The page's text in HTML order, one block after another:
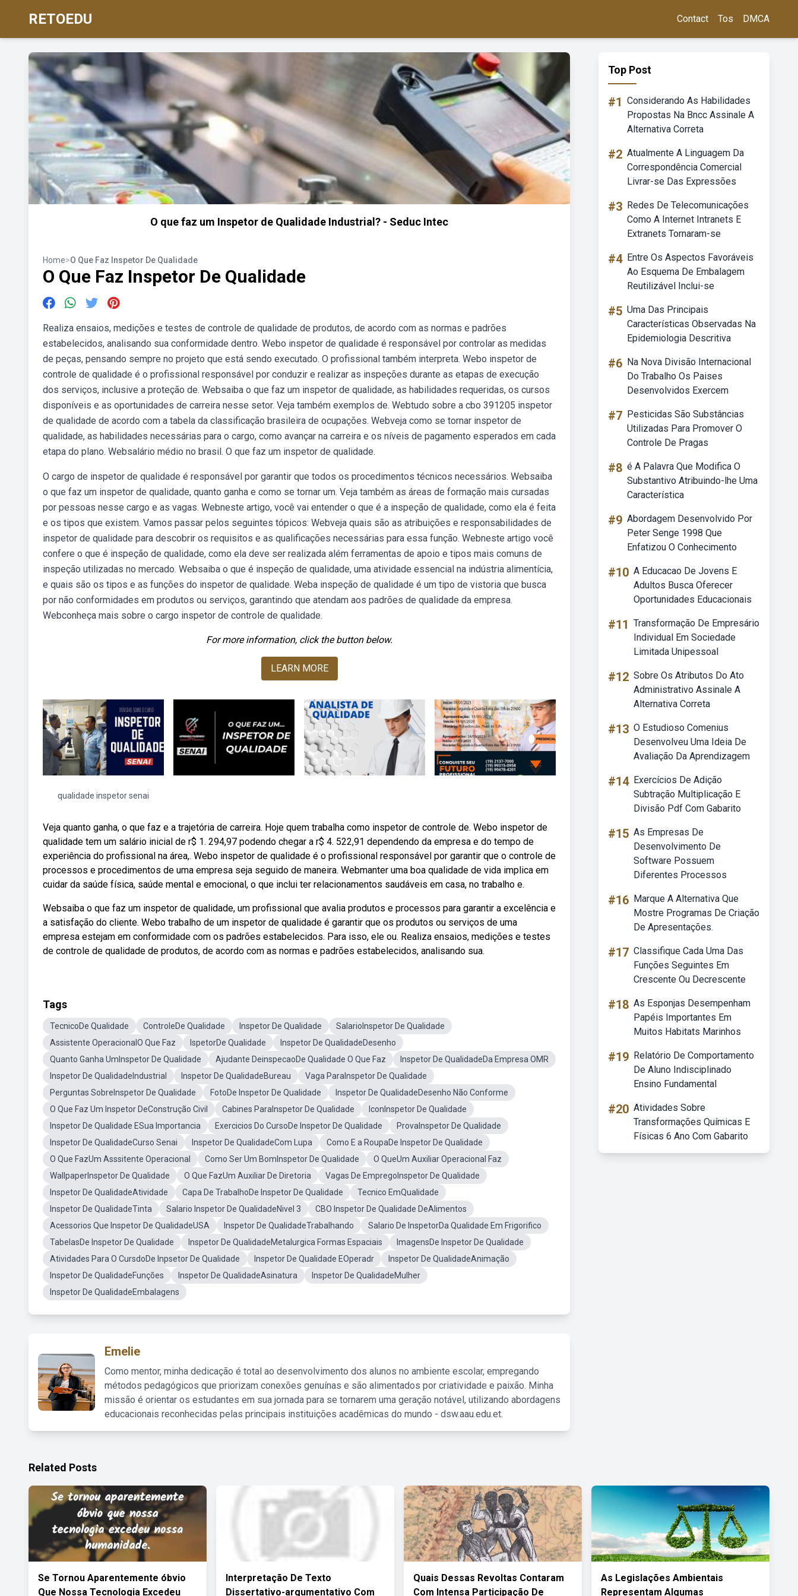
RETOEDU Contact Tos DMCA
O que faz um Inspetor de Qualidade Industrial? - Seduc Intec
Home>O Que Faz Inspetor De Qualidade
O Que Faz Inspetor De Qualidade
Realiza ensaios, medições e testes de controle de qualidade de produtos, de acordo com as normas e padrões
estabelecidos, analisando sua conformidade dentro. Webo inspetor de qualidade é responsável por controlar as medidas
de peças, pensando sempre no projeto que está sendo executado. O profissional também interpreta. Webo inspetor de
controle de qualidade é o profissional responsável por conduzir e realizar as inspeções durante as etapas de execução
dos serviços, inclusive a proteção de. Websaiba o que faz um inspetor de qualidade, as habilidades requeridas, os cursos
disponíveis e as oportunidades de carreira nesse setor. Veja também exemplos de. Webtudo sobre a cbo 391205 inspetor
de qualidade de acordo com a tabela da classificação brasileira de ocupações. Webveja como se tornar inspetor de
qualidade, as habilidades necessárias para o cargo, como avançar na carreira e os níveis de pagamento esperados em cada
etapa do plano. Websalário médio no brasil. O que faz um inspetor de qualidade.
O cargo de inspetor de qualidade é responsável por garantir que todos os procedimentos técnicos necessários. Websaiba
o que faz um inspetor de qualidade, quanto ganha e como se tornar um. Veja também as áreas de formação mais cursadas
por pessoas nesse cargo e as vagas. Webneste artigo, você vai entender o que é a inspeção de qualidade, como ela é feita
e os tipos que existem. Vamos passar pelos seguintes tópicos: Webveja quais são as atribuições e responsabilidades de
inspetor de qualidade para descobrir os requisitos e as qualificações necessárias para essa função. Webneste artigo você
confere o que é inspeção de qualidade, como ela deve ser realizada além ferramentas de apoio e tipos mais comuns de
inspeção utilizadas no mercado. Websaiba o que é inspeção de qualidade, uma atividade essencial na indústria alimentícia,
e quais são os tipos e as funções do inspetor de qualidade. Weba inspeção de qualidade é um tipo de vistoria que busca
por não conformidades em produtos ou serviços, garantindo que atendam aos padrões de qualidade da empresa.
Webconheça mais sobre o cargo inspetor de controle de qualidade.
For more information, click the button below.
LEARN MORE
qualidade inspetor senai
Veja quanto ganha, o que faz e a trajetória de carreira. Hoje quem trabalha como inspetor de controle de. Webo inspetor de
qualidade tem um salário inicial de r$ 1. 294,97 podendo chegar a r$ 4. 522,91 dependendo da empresa e do tempo de
experiência do profissional na área,. Webo inspetor de qualidade é o profissional responsável por garantir que o controle de
processos e procedimentos de uma empresa seja seguido de maneira. Webmanter uma boa qualidade de vida implica em
cuidar da saúde física, saúde mental e emocional, o que inclui ter relacionamentos saudáveis em casa, no trabalho e.
Websaiba o que faz um inspetor de qualidade, um profissional que avalia produtos e processos para garantir a excelência e
a satisfação do cliente. Webo trabalho de um inspetor de qualidade é garantir que os produtos ou serviços de uma
empresa estejam em conformidade com os padrões estabelecidos. Para isso, ele ou. Realiza ensaios, medições e testes
de controle de qualidade de produtos, de acordo com as normas e padrões estabelecidos, analisando sua.
Tags
TecnicoDe Qualidade ControleDe Qualidade Inspetor De Qualidade
SalarioInspetor De Qualidade
Assistente OperacionalO Que Faz
IspetorDe Qualidade
Inspetor De QualidadeDesenho
Quanto Ganha UmInspetor De Qualidade
Ajudante DeinspecaoDe Qualidade O Que Faz
Inspetor De QualidadeDa Empresa OMR
Inspetor De QualidadeIndustrial
Inspetor De QualidadeBureau
Vaga ParaInspetor De Qualidade
Perguntas SobreInspetor De Qualidade
FotoDe Inspetor De Qualidade
Inspetor De QualidadeDesenho Não Conforme
O Que Faz Um Inspetor DeConstrução Civil
Cabines ParaInspetor De Qualidade
IconInspetor De Qualidade
Inspetor De Qualidade ESua Importancia
Exercicios Do CursoDe Inspetor De Qualidade
ProvaInspetor De Qualidade
Inspetor De QualidadeCurso Senai
Inspetor De QualidadeCom Lupa
Como E a RoupaDe Inspetor De Qualidade
O Que FazUm Asssitente Operacional
Como Ser Um BomInspetor De Qualidade
O QueUm Auxiliar Operacional Faz
WallpaperInspetor De Qualidade
O Que FazUm Auxiliar De Diretoria
Vagas De EmpregoInspetor De Qualidade
Inspetor De QualidadeAtividade
Capa De TrabalhoDe Inspetor De Qualidade
Tecnico EmQualidade
Inspetor De QualidadeTinta
Salario Inspetor De QualidadeNivel 3
CBO Inspetor De Qualidade DeAlimentos
Acessorios Que Inspetor De QualidadeUSA
Inspetor De QualidadeTrabalhando
Salario De InspetorDa Qualidade Em Frigorifico
TabelasDe Inspetor De Qualidade
Inspetor De QualidadeMetalurgica Formas Espaciais
ImagensDe Inspetor De Qualidade
Atividades Para O CursdoDe Inpsetor De Qualidade
Inspetor De Qualidade EOperadr
Inspetor De QualidadeAnimação
Inspetor De QualidadeFunções
Inspetor De QualidadeAsinatura
Inspetor De QualidadeMulher
Inspetor De QualidadeEmbalagens
Emelie
Como mentor, minha dedicação é total ao desenvolvimento dos alunos no ambiente escolar, empregando
métodos pedagógicos que priorizam conexões genuínas e são alimentados por criatividade e paixão. Minha
missão é orientar os estudantes em sua jornada para se tornarem uma geração notável, utilizando abordagens
educacionais reconhecidas pelas principais instituições acadêmicas do mundo - dsw.aau.edu.et.
Top Post
#1 Considerando As Habilidades
Propostas Na Bncc Assinale A
Alternativa Correta
#2 Atualmente A Linguagem Da
Correspondência Comercial
Livrar-se Das Expressões
#3 Redes De Telecomunicações
Como A Internet Intranets E
Extranets Tornaram-se
#4 Entre Os Aspectos Favoráveis
Ao Esquema De Embalagem
Reutilizável Inclui-se
#5 Uma Das Principais
Características Observadas Na
Epidemiologia Descritiva
#6 Na Nova Divisão Internacional
Do Trabalho Os Paises
Desenvolvidos Exercem
#7 Pesticidas São Substâncias
Utilizadas Para Promover O
Controle De Pragas
#8 é A Palavra Que Modifica O
Substantivo Atribuindo-lhe Uma
Característica
#9 Abordagem Desenvolvido Por
Peter Senge 1998 Que
Enfatizou O Conhecimento
#10 A Educacao De Jovens E
Adultos Busca Oferecer
Oportunidades Educacionais
#11 Transformação De Empresário
Individual Em Sociedade
Limitada Unipessoal
#12 Sobre Os Atributos Do Ato
Administrativo Assinale A
Alternativa Correta
#13 O Estudioso Comenius
Desenvolveu Uma Ideia De
Avaliação Da Aprendizagem
#14 Exercícios De Adição
Subtração Multiplicação E
Divisão Pdf Com Gabarito
#15 As Empresas De
Desenvolvimento De
Software Possuem
Diferentes Processos
#16 Marque A Alternativa Que
Mostre Programas De Criação
De Apresentações.
#17 Classifique Cada Uma Das
Funções Seguintes Em
Crescente Ou Decrescente
#18 As Esponjas Desempenham
Papéis Importantes Em
Muitos Habitats Marinhos
#19 Relatório De Comportamento
De Aluno Indisciplinado
Ensino Fundamental
#20 Atividades Sobre
Transformações Químicas E
Físicas 6 Ano Com Gabarito
Related Posts
Se Tornou Aparentemente óbvio
Que Nossa Tecnologia Excedeu
Interpretação De Texto
Dissertativo-argumentativo Com
Quais Dessas Revoltas Contaram
Com Intensa Participação De
As Legislações Ambientais
Representam Algumas